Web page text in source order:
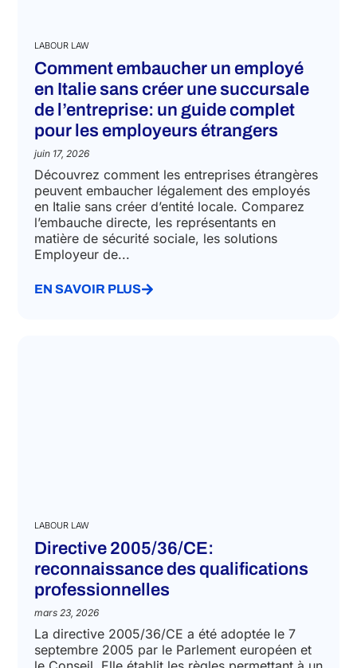
LABOUR LAW
Comment embaucher un employé
en Italie sans créer une succursale
de l’entreprise: un guide complet
pour les employeurs étrangers
juin 17, 2026
Découvrez comment les entreprises étrangères
peuvent embaucher légalement des employés
en Italie sans créer d’entité locale. Comparez
l’embauche directe, les représentants en
matière de sécurité sociale, les solutions
Employeur de...
EN SAVOIR PLUS
LABOUR LAW
Directive 2005/36/CE:
reconnaissance des qualifications
professionnelles
mars 23, 2026
La directive 2005/36/CE a été adoptée le 7
septembre 2005 par le Parlement européen et